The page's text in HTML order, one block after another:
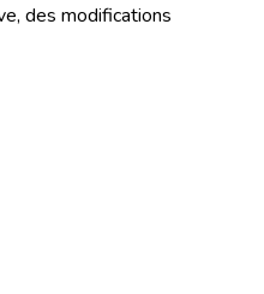
des modifications